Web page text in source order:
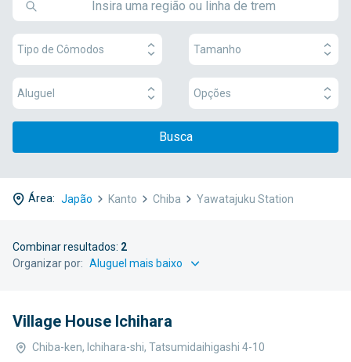
Tipo de Cômodos Tamanho
Aluguel Opções
Busca
Área: Japão Kanto Chiba Yawatajuku Station
Combinar resultados: 2
Organizar por:
Village House Ichihara
Chiba-ken, Ichihara-shi, Tatsumidaihigashi 4-10